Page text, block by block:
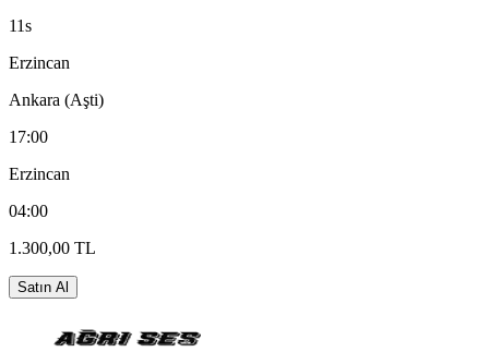
11s
Erzincan
Ankara (Aşti)
17:00
Erzincan
04:00
1.300,00 TL
Satın Al